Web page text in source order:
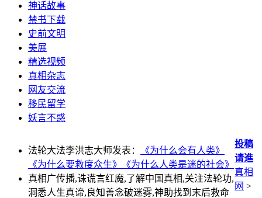
神话故事
禁书下载
史前文明
美展
精选视频
真相杂志
网友交流
移民留学
妖言不惑
法轮大法李洪志大师发表：
《为什么会有人类》
《为什么要救度众生》
《为什么人类是迷的社会》
真相广传播,诛谎言红魔,了解中国真相,关注法轮功,
洞悉人生真谛,良知善念破迷雾,神助找到末后救命
投稿
请進
真相
网 >